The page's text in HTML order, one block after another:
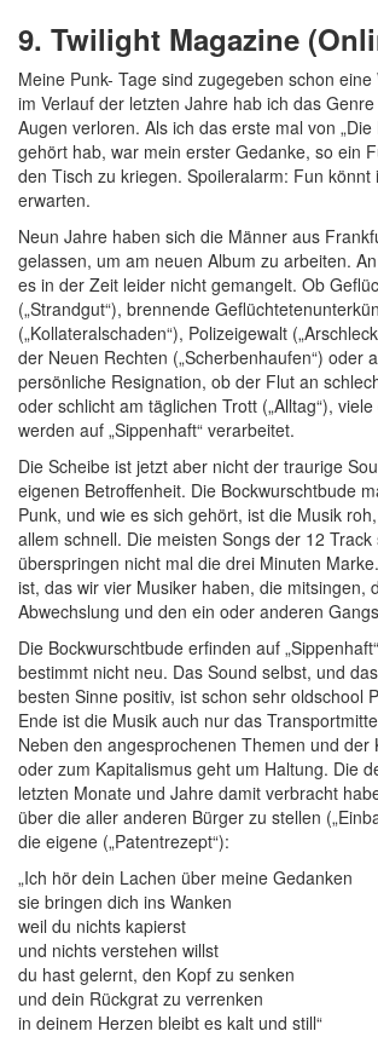
9. Twilight Magazine
Meine Punk- Tage sind zugegeben schon
im Verlauf der letzten Jahre hab ich das
Augen verloren. Als ich das erste mal von „Die
gehört hab, war mein erster Gedanke, so ein
den Tisch zu kriegen. Spoileralarm: Fun könnt
erwarten.
Neun Jahre haben sich die Männer aus
gelassen, um am neuen Album zu arbeiten.
es in der Zeit leider nicht gemangelt. Ob
(„Strandgut“), brennende
(„Kollateralschaden“), Polizeigewalt
der Neuen Rechten („Scherbenhaufen“) oder
persönliche Resignation, ob der Flut an
oder schlicht am täglichen Trott („Alltag“),
werden auf „Sippenhaft“ verarbeitet.
Die Scheibe ist jetzt aber nicht der traurige
eigenen Betroffenheit. Die Bockwurschtbude
Punk, und wie es sich gehört, ist die Musik
allem schnell. Die meisten Songs der 12
überspringen nicht mal die drei Minuten
ist, das wir vier Musiker haben, die mitsingen,
Abwechslung und den ein oder anderen
Die Bockwurschtbude erfinden auf
bestimmt nicht neu. Das Sound selbst, und
besten Sinne positiv, ist schon sehr oldschool
Ende ist die Musik auch nur das
Neben den angesprochenen Themen und der
oder zum Kapitalismus geht um Haltung. Die
letzten Monate und Jahre damit verbracht
über die aller anderen Bürger zu stellen
die eigene („Patentrezept“):
„Ich hör dein Lachen über meine Gedanken
sie bringen dich ins Wanken
weil du nichts kapierst
und nichts verstehen willst
du hast gelernt, den Kopf zu senken
und dein Rückgrat zu verrenken
in deinem Herzen bleibt es kalt und still“